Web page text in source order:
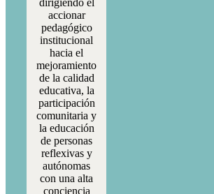
accionar
pedagógico
institucional
hacia el
mejoramiento
de la calidad
educativa, la
participación
comunitaria y
la educación
de personas
reflexivas y
autónomas
con una alta
conciencia